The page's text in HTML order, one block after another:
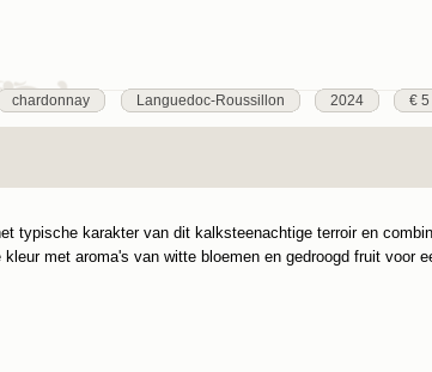
chardonnay Languedoc-Roussillon 2024 €
typische karakter van dit kalksteenachtige terroir en
met aroma's van witte bloemen en gedroogd fruit voor